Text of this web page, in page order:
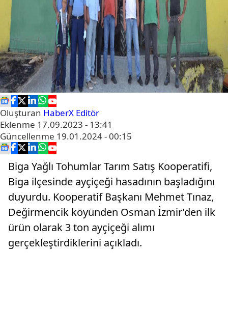
Oluşturan HaberX Editör
Eklenme 17.09.2023 - 13:41
Güncellenme 19.01.2024 - 00:15
Biga Yağlı Tohumlar Tarım Satış Kooperatifi,
Biga ilçesinde ayçiçeği hasadının başladığını
duyurdu. Kooperatif Başkanı Mehmet Tınaz,
Değirmencik köyünden Osman İzmir’den ilk
ürün olarak 3 ton ayçiçeği alımı
gerçekleştirdiklerini açıkladı.